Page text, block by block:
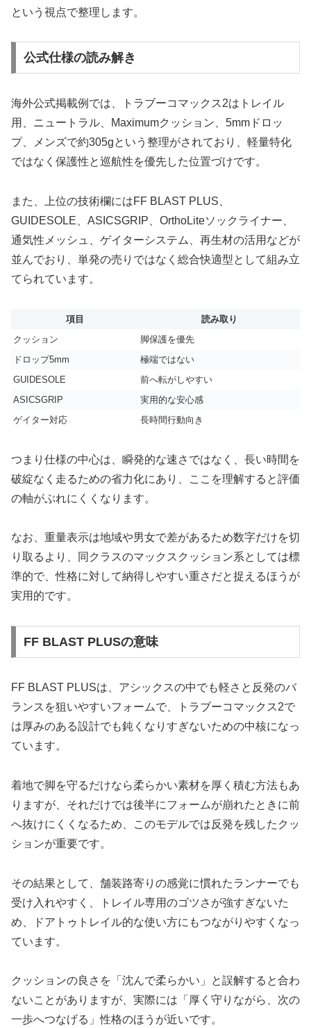
という視点で整理します。
公式仕様の読み解き
海外公式掲載例では、トラブーコマックス2はトレイル
用、ニュートラル、Maximumクッション、5mmドロッ
プ、メンズで約305gという整理がされており、軽量特化
ではなく保護性と巡航性を優先した位置づけです。
また、上位の技術欄にはFF BLAST PLUS、
GUIDESOLE、ASICSGRIP、OrthoLiteソックライナー、
通気性メッシュ、ゲイターシステム、再生材の活用などが
並んでおり、単発の売りではなく総合快適型として組み立
てられています。
項目
読み取り
クッション
脚保護を優先
ドロップ5mm
極端ではない
GUIDESOLE
前へ転がしやすい
ASICSGRIP
実用的な安心感
ゲイター対応
長時間行動向き
つまり仕様の中心は、瞬発的な速さではなく、長い時間を
破綻なく走るための省力化にあり、ここを理解すると評価
の軸がぶれにくくなります。
なお、重量表示は地域や男女で差があるため数字だけを切
り取るより、同クラスのマックスクッション系としては標
準的で、性格に対して納得しやすい重さだと捉えるほうが
実用的です。
FF BLAST PLUSの意味
FF BLAST PLUSは、アシックスの中でも軽さと反発のバ
ランスを狙いやすいフォームで、トラブーコマックス2で
は厚みのある設計でも鈍くなりすぎないための中核になっ
ています。
着地で脚を守るだけなら柔らかい素材を厚く積む方法もあ
りますが、それだけでは後半にフォームが崩れたときに前
へ抜けにくくなるため、このモデルでは反発を残したクッ
ションが重要です。
その結果として、舗装路寄りの感覚に慣れたランナーでも
受け入れやすく、トレイル専用のゴツさが強すぎないた
め、ドアトゥトレイル的な使い方にもつながりやすくなっ
ています。
クッションの良さを「沈んで柔らかい」と誤解すると合わ
ないことがありますが、実際には「厚く守りながら、次の
一歩へつなげる」性格のほうが近いです。